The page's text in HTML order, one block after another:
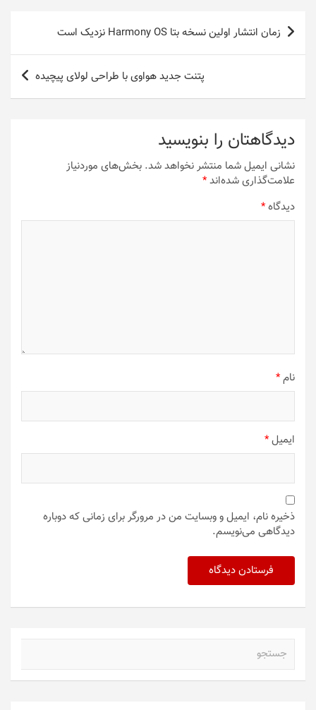
راهبری
نوشته
زمان انتشار اولین نسخه بتا Harmony OS نزدیک است
پتنت جدید هواوی با طراحی لولای پیچیده
دیدگاهتان را بنویسید
نشانی ایمیل شما منتشر نخواهد شد. بخش‌های موردنیاز
علامت‌گذاری شده‌اند*
دیدگاه*
نام*
ایمیل*
ذخیره نام، ایمیل و وبسایت من در مرورگر برای زمانی که دوباره
دیدگاهی می‌نویسم.